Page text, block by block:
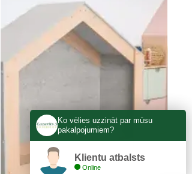
Ko vēlies uzzināt par mūsu
pakalpojumiem?
Klientu atbalsts
Online